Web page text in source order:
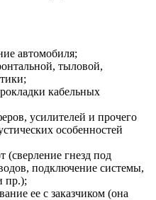
автомобиля;
тыловой,
кабельных
усилителей и прочего
особенностей
(сверление гнезд под
подключение системы,
пр.);
ее с заказчиком (она